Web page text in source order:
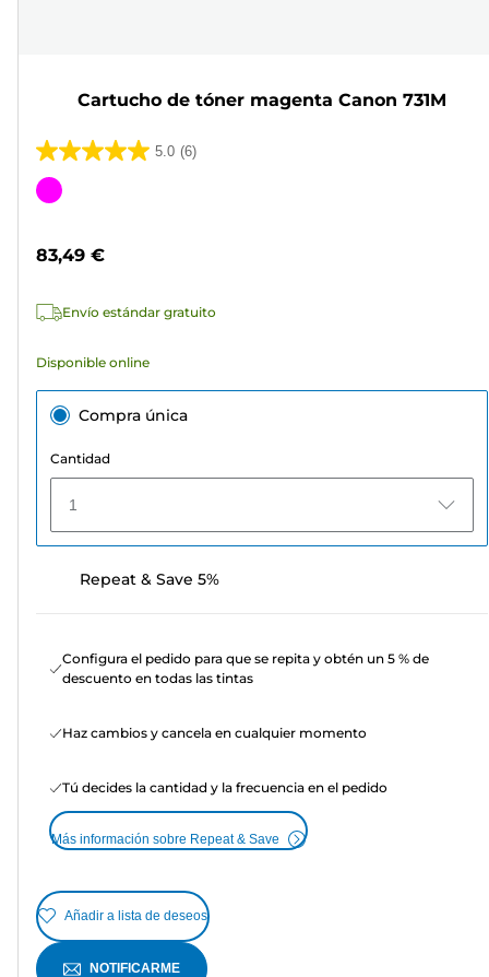
Cartucho de tóner magenta Canon 731M
5.0 (6)
5.0
de
6
Cartucho
83,49 €
Envío estándar gratuito
Disponible online
Compra única
Cantidad
1
Repeat & Save 5%
Configura el pedido para que se repita y obtén un 5 % de
descuento en todas las tintas
Haz cambios y cancela en cualquier momento
Tú decides la cantidad y la frecuencia en el pedido
Más información sobre Repeat & Save
Añadir a lista de deseos
NOTIFICARME